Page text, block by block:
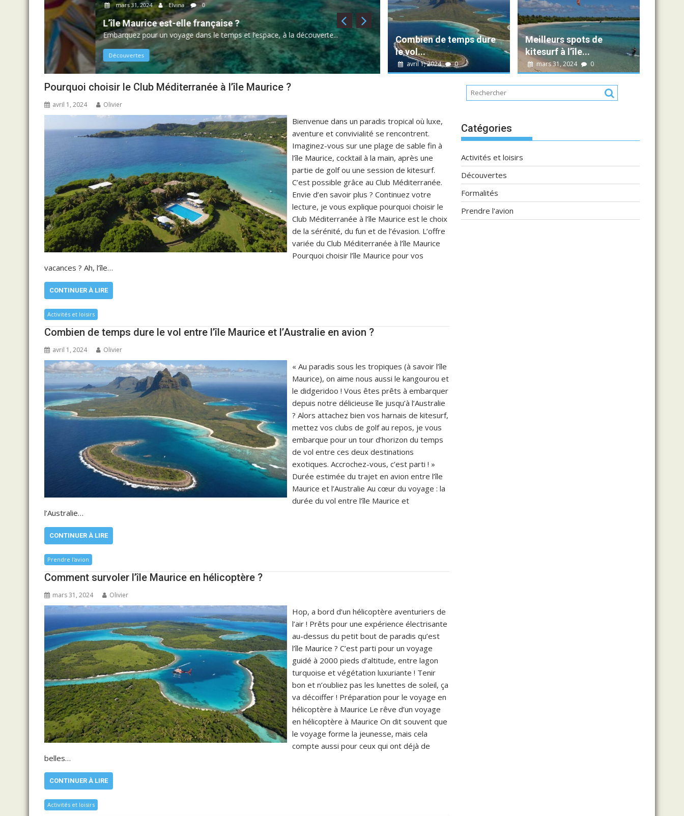
mars 31, 2024 Elvina 0
L’île Maurice est-elle française ?
Embarquez pour un voyage dans le temps et l’espace, à la découverte...
Découvertes
mars 31, 2024 Elvina 0
Port-Louis : joyau de l’île Maurice
Imaginez un lieu où les couleurs, les saveurs et l’histoire s’entremêlent pour...
Découvertes
Combien de temps dure
le vol...
avril 1, 2024 0
Meilleurs spots de
kitesurf à l’île...
mars 31, 2024 0
Pourquoi choisir le Club Méditerranée à l’île Maurice ?
avril 1, 2024 Olivier
Bienvenue dans un paradis tropical où luxe,
aventure et convivialité se rencontrent.
Imaginez-vous sur une plage de sable fin à
l’île Maurice, cocktail à la main, après une
partie de golf ou une session de kitesurf.
C’est possible grâce au Club Méditerranée.
Envie d’en savoir plus ? Continuez votre
lecture, je vous explique pourquoi choisir le
Club Méditerranée à l’île Maurice est le choix
de la sérénité, du fun et de l’évasion. L’offre
variée du Club Méditerranée à l’île Maurice
Pourquoi choisir l’île Maurice pour vos
vacances ? Ah, l’île…
CONTINUER À LIRE
Activités et loisirs
Combien de temps dure le vol entre l’île Maurice et l’Australie en avion ?
avril 1, 2024 Olivier
« Au paradis sous les tropiques (à savoir l’île
Maurice), on aime nous aussi le kangourou et
le didgeridoo ! Vous êtes prêts à embarquer
depuis notre délicieuse île jusqu’à l’Australie
? Alors attachez bien vos harnais de kitesurf,
mettez vos clubs de golf au repos, je vous
embarque pour un tour d’horizon du temps
de vol entre ces deux destinations
exotiques. Accrochez-vous, c’est parti ! »
Durée estimée du trajet en avion entre l’île
Maurice et l’Australie Au cœur du voyage : la
durée du vol entre l’île Maurice et
l’Australie…
CONTINUER À LIRE
Prendre l'avion
Comment survoler l’île Maurice en hélicoptère ?
mars 31, 2024 Olivier
Hop, a bord d’un hélicoptère aventuriers de
l’air ! Prêts pour une expérience électrisante
au-dessus du petit bout de paradis qu’est
l’île Maurice ? C’est parti pour un voyage
guidé à 2000 pieds d’altitude, entre lagon
turquoise et végétation luxuriante ! Tenir
bon et n’oubliez pas les lunettes de soleil, ça
va décoiffer ! Préparation pour le voyage en
hélicoptère à Maurice Le rêve d’un voyage
en hélicoptère à Maurice On dit souvent que
le voyage forme la jeunesse, mais cela
compte aussi pour ceux qui ont déjà de
belles…
CONTINUER À LIRE
Activités et loisirs
Catégories
Activités et loisirs
Découvertes
Formalités
Prendre l'avion